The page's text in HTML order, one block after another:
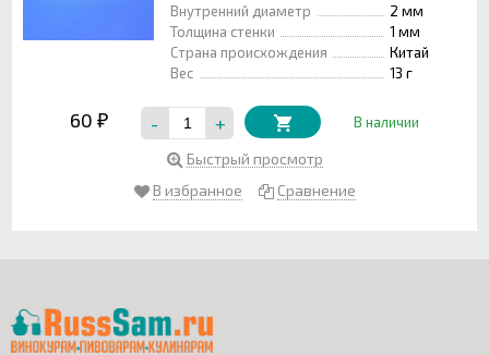
Внутренний диаметр
2 мм
Толщина стенки
1 мм
Страна происхождения
Китай
Вес
13 г
60 ₽ - + В наличии
Быстрый просмотр
В избранное
Сравнение